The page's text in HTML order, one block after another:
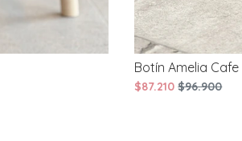
Botín Amelia Cafe
$87.210 $96.900